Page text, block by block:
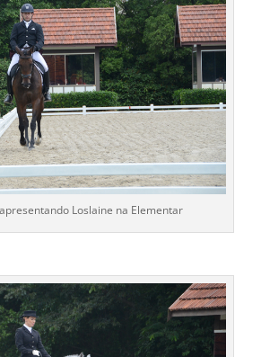
Loslaine na Elementar